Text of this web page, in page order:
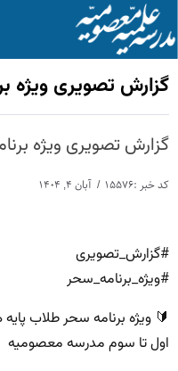
گزارش تصویری ویژه
گزارش تصویری ویژه
کد خبر :۱۵۵۷۶ آبان ۴, ۱۴۰۴
#گزارش_تصویری
#ویژه_برنامه_سحر
🔰 ویژه برنامه سحر طلاب
اول تا سوم مدرسه معصومیه